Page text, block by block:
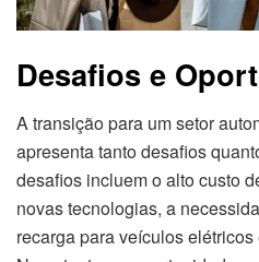
Desafios e
A transição para um setor
apresenta tanto desafios
desafios incluem o alto custo
novas tecnologias, a
recarga para veículos